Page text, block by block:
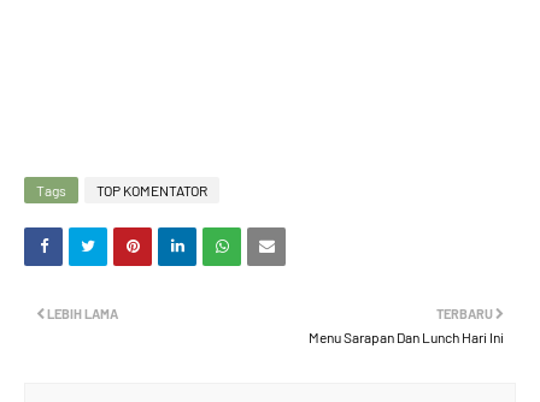
Tags TOP KOMENTATOR
TERBARU
Menu Sarapan Dan Lunch Hari Ini
LEBIH LAMA